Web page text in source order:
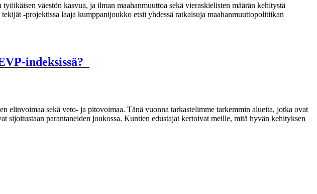
väestön kasvua, ja ilman maahanmuuttoa sekä vieraskielisten määrän kehitystä
-projektissa laaja kumppanijoukko etsii yhdessä ratkaisuja maahanmuuttopolitiikan
indeksissä?
elinvoimaa sekä veto- ja pitovoimaa. Tänä vuonna tarkastelimme tarkemmin alueita, jotka ovat
parantaneiden joukossa. Kuntien edustajat kertoivat meille, mitä hyvän kehityksen